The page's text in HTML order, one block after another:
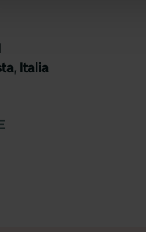
that you’ve
Italia